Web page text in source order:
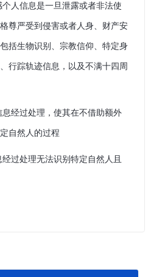
人信息是一旦泄露或者非法使
尊严受到侵害或者人身、财产安
括生物识别、宗教信仰、特定身
行踪轨迹信息，以及不满十四周
经过处理，使其在不借助额外
自然人的过程
过处理无法识别特定自然人且